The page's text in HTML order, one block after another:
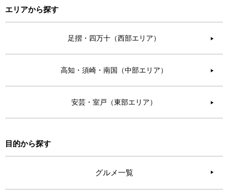
エリアから探す
足摺・四万十（西部エリア） ▶︎
高知・須崎・南国（中部エリア） ▶︎
安芸・室戸（東部エリア） ▶︎
目的から探す
グルメ一覧